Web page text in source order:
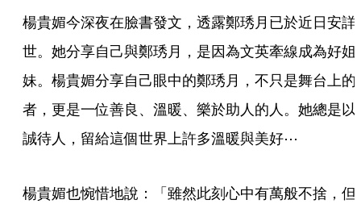
楊貴媚今深夜在臉書發文，透露鄭琇月已於近日安詳
世。她分享自己與鄭琇月，是因為文英牽線成為好姐
妹。楊貴媚分享自己眼中的鄭琇月，不只是舞台上的
者，更是一位善良、溫暖、樂於助人的人。她總是以
誠待人，留給這個世界上許多溫暖與美好⋯
楊貴媚也惋惜地說：「雖然此刻心中有萬般不捨，但